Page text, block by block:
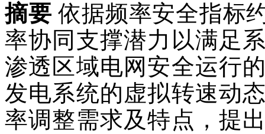
摘要依据频率安全指标
率协同支撑潜力以满足
渗透区域电网安全运行
发电系统的虚拟转速动
率调整需求及特点，提